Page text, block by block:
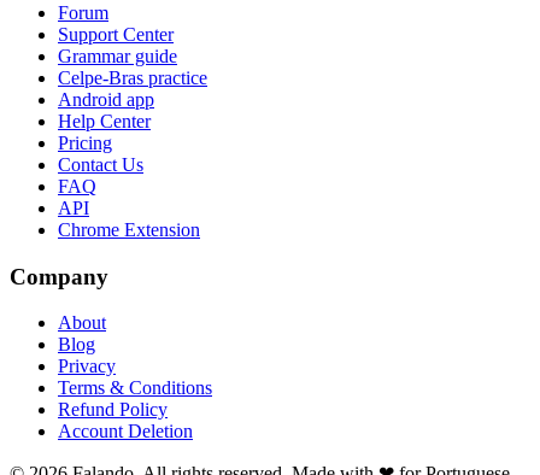
Forum
Support Center
Grammar guide
Celpe-Bras practice
Android app
Help Center
Pricing
Contact Us
FAQ
API
Chrome Extension
Company
About
Blog
Privacy
Terms & Conditions
Refund Policy
Account Deletion